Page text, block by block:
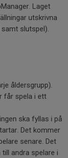
Laget
utskrivna
slutspel).
åldersgrupp).
får spela i ett
ska fyllas i på
Det kommer
senare. Det
andra spelare i